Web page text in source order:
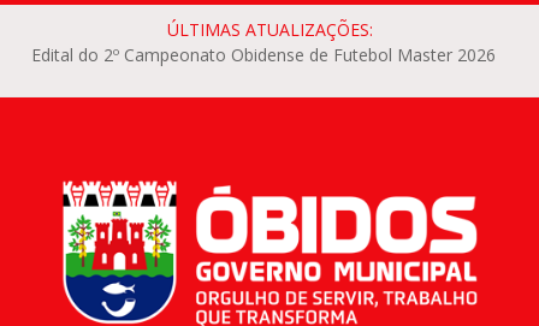
ÚLTIMAS ATUALIZAÇÕES:
Edital do 2º Campeonato Obidense de Futebol Master 2026